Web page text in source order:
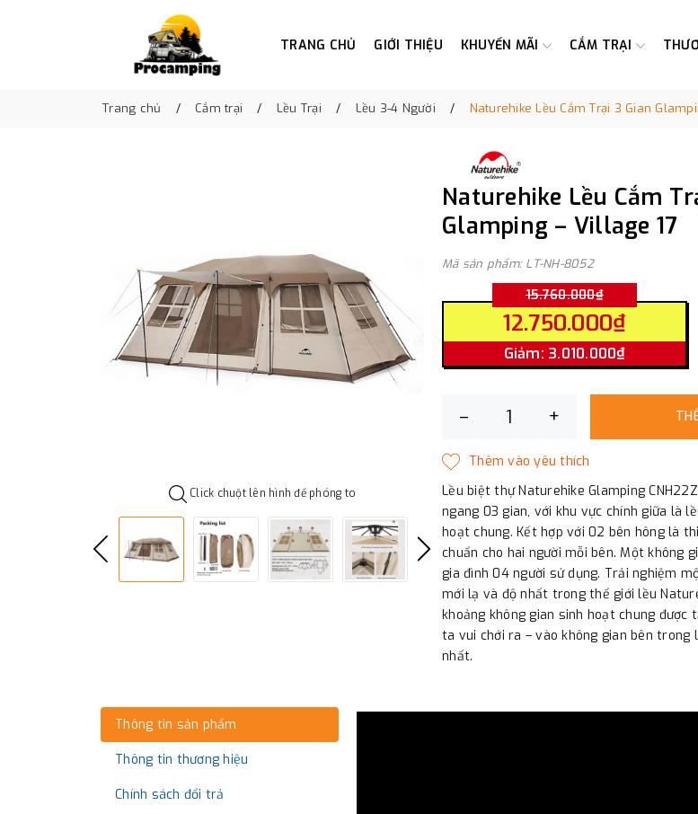
TRANG CHỦ GIỚI THIỆU KHUYẾN MÃI CẮM TRẠI
Trang chủ Cắm trại Lều Trại Lều 3-4 Người Naturehike Lều Cắm Trại 3 Gian
Click chuột lên hình để phóng to
Naturehike Lều Cắm
Glamping – Village 17
Mã sản phẩm: LT-NH-8052
12.750.000₫
15.760.000₫
Giảm: 3.010.000₫
– +
Lều biệt thự Naturehike Glamping
ngang 03 gian, với khu vực chính giữa là
hoạt chung. Kết hợp với 02 bên hông là
chuẩn cho hai người mỗi bên. Một không
gia đình 04 người sử dụng. Trải nghiệm
mới lạ và độ nhất trong thể giới lều
khoảng không gian sinh hoạt chung được
ta vui chới ra – vào không gian bên trong
nhất.
Thông tin sản phẩm
Thông tin thương hiệu
Chính sách đổi trả